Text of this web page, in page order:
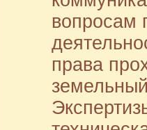
вопросам
права